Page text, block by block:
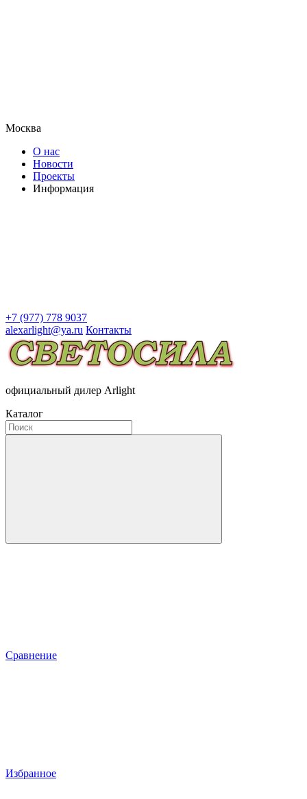
Москва
О нас
Новости
Проекты
Информация
+7 (977) 778 9037
alexarlight@ya.ru Контакты
официальный дилер Arlight
Каталог
Сравнение
Избранное